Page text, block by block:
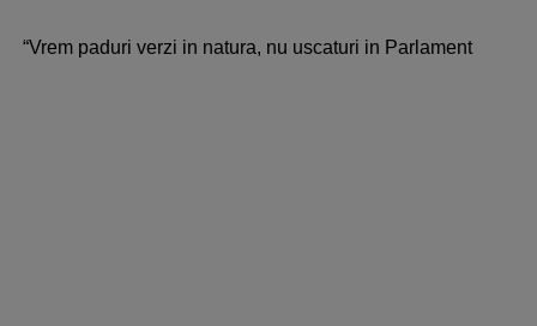
“Vrem paduri verzi in natura, nu uscaturi in Parlament